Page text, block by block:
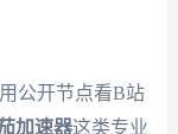
公开节点看B站
加速器这类专业